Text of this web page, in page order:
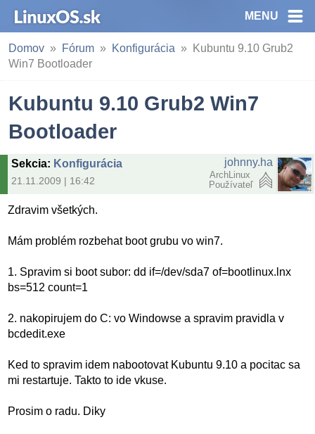
MENU
Domov Fórum Konfigurácia
Kubuntu 9.10 Grub2
Win7 Bootloader
Kubuntu 9.10 Grub2 Win7
Bootloader
Sekcia: Konfigurácia
21.11.2009 | 16:42
johnny.ha
ArchLinux
Používateľ
Zdravim všetkých.
Mám problém rozbehat boot grubu vo win7.
1. Spravim si boot subor: dd if=/dev/sda7 of=bootlinux.lnx
bs=512 count=1
2. nakopirujem do C: vo Windowse a spravim pravidla v
bcdedit.exe
Ked to spravim idem nabootovat Kubuntu 9.10 a pocitac sa
mi restartuje. Takto to ide vkuse.
Prosim o radu. Diky